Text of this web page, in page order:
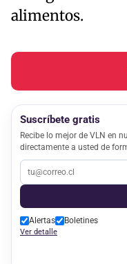
alimentos.
Suscríbete gratis
Recibe lo mejor de VLN en
directamente a usted de
Alertas Boletines
Ver detalle